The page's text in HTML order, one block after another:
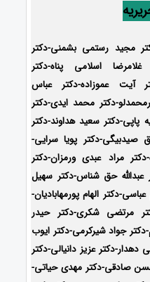
مجید رستمی بشمنی-دکتر
غلامرضا اسلامی پناه-دکتر
آیت عموزاده-دکتر عباس
دکتر محمد ایدی-دکتر
دکتر سعید هداوند-دکتر
صیدبیگی-دکتر پویا سرایی-
دکتر مراد عبدی ورمزان-دکتر
عبدالله حق شناس-دکتر سهیل
عباسی-دکتر الهام پورمهابادیان-
مرتضی شکری-دکتر حیدر
جواد شیرکرمی-دکتر ایوب
دکتر عزیز دانیالی-دکتر
صادقی-دکتر مهدی حیاتی-